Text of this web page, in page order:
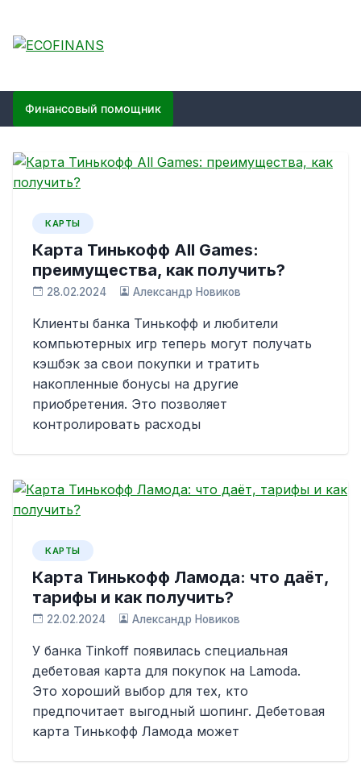
content
ECOFINANS
Финансовый помощник
КАРТЫ
Карта Тинькофф All Games:
преимущества, как получить?
28.02.2024 Александр Новиков
Клиенты банка Тинькофф и любители
компьютерных игр теперь могут получать
кэшбэк за свои покупки и тратить
накопленные бонусы на другие
приобретения. Это позволяет
контролировать расходы
КАРТЫ
Карта Тинькофф Ламода: что даёт,
тарифы и как получить?
22.02.2024 Александр Новиков
У банка Tinkoff появилась специальная
дебетовая карта для покупок на Lamoda.
Это хороший выбор для тех, кто
предпочитает выгодный шопинг. Дебетовая
карта Тинькофф Ламода может